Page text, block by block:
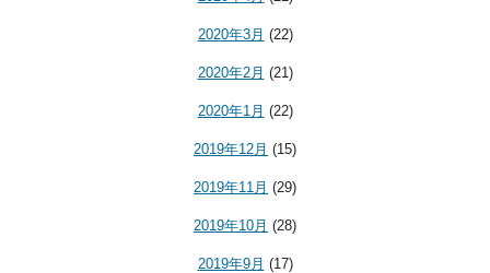
2020年3月 (22)
2020年2月 (21)
2020年1月 (22)
2019年12月 (15)
2019年11月 (29)
2019年10月 (28)
2019年9月 (17)